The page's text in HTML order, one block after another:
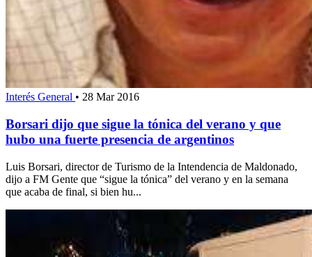
Interés General • 28 Mar 2016
Borsari dijo que sigue la tónica del verano y que
hubo una fuerte presencia de argentinos
Luis Borsari, director de Turismo de la Intendencia de Maldonado,
dijo a FM Gente que “sigue la tónica” del verano y en la semana
que acaba de final, si bien hu...